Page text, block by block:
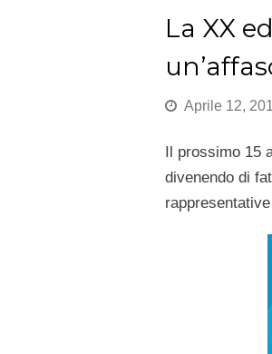
La XX
Aprile 12,
Il prossimo 15
divenendo di